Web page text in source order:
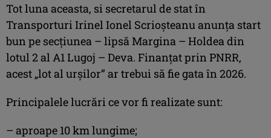
Tot luna aceasta, si secretarul de stat în
Transporturi Irinel Ionel Scrioșteanu anunța start
bun pe secțiunea – lipsă Margina – Holdea din
lotul 2 al A1 Lugoj – Deva. Finanțat prin PNRR,
acest „lot al urșilor” ar trebui să fie gata în 2026.
Principalele lucrări ce vor fi realizate sunt:
– aproape 10 km lungime;